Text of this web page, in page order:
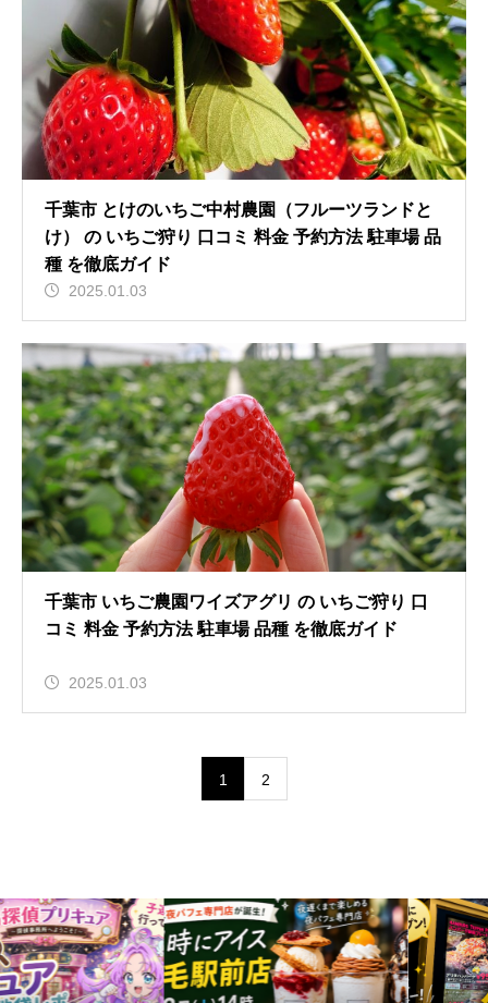
千葉市 とけのいちご中村農園（フルーツランドと
け） の いちご狩り 口コミ 料金 予約方法 駐車場 品
種 を徹底ガイド
2025.01.03
千葉市 いちご農園ワイズアグリ の いちご狩り 口
コミ 料金 予約方法 駐車場 品種 を徹底ガイド
2025.01.03
1 2